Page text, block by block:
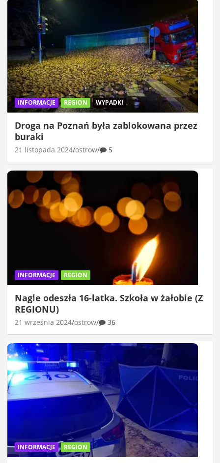
INFORMACJE REGION WYPADKI
Droga na Poznań była zablokowana przez
buraki
21 listopada 2024 ostrow 5
INFORMACJE REGION
Nagle odeszła 16-latka. Szkoła w żałobie (Z
REGIONU)
21 września 2024 ostrow 36
INFORMACJE REGION